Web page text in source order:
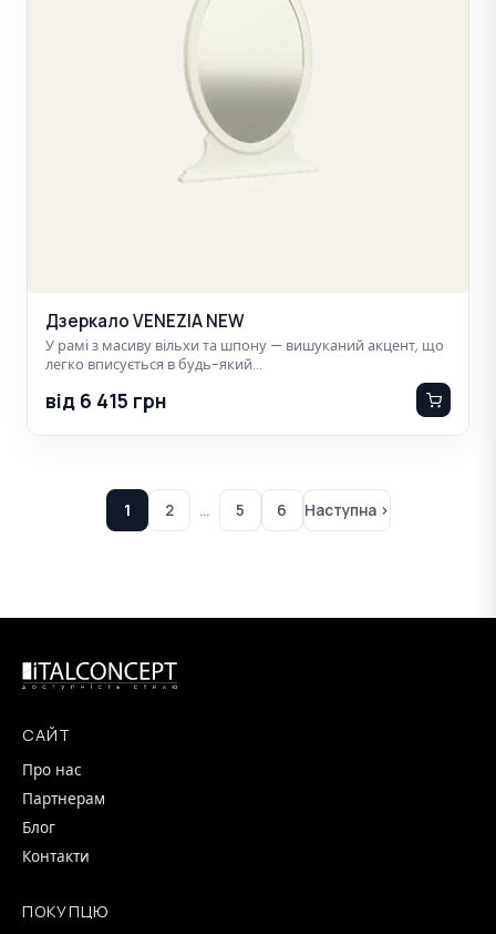
Дзеркало VENEZIA NEW
У рамі з масиву вільхи та шпону — вишуканий акцент, що
легко вписується в будь-який…
від 6 415 грн
1 2 … 5 6 Наступна ›
САЙТ
Про нас
Партнерам
Блог
Контакти
ПОКУПЦЮ